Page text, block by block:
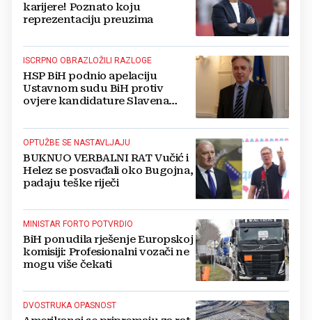
karijere! Poznato koju
reprezentaciju preuzima
ISCRPNO OBRAZLOŽILI RAZLOGE
HSP BiH podnio apelaciju
Ustavnom sudu BiH protiv
ovjere kandidature Slavena
OPTUŽBE SE NASTAVLJAJU
BUKNUO VERBALNI RAT Vučić i
Helez se posvađali oko Bugojna,
padaju teške riječi
MINISTAR FORTO POTVRDIO
BiH ponudila rješenje Europskoj
komisiji: Profesionalni vozači ne
mogu više čekati
DVOSTRUKA OPASNOST